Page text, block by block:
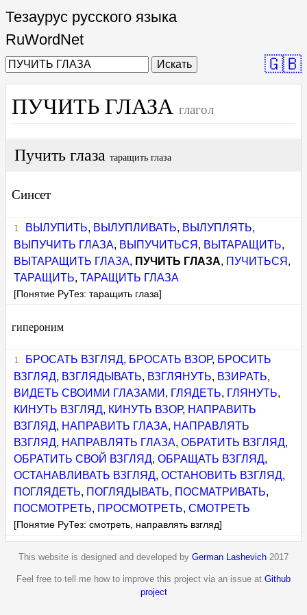
Тезаурус русского языка
RuWordNet
Искать 🇬🇧
ПУЧИТЬ ГЛАЗА глагол
Пучить глаза таращить глаза
Синсет
ВЫЛУПИТЬ, ВЫЛУПЛИВАТЬ, ВЫЛУПЛЯТЬ,
ВЫПУЧИТЬ ГЛАЗА, ВЫПУЧИТЬСЯ , ВЫТАРАЩИТЬ,
ВЫТАРАЩИТЬ ГЛАЗА, ПУЧИТЬ ГЛАЗА, ПУЧИТЬСЯ ,
ТАРАЩИТЬ,ТАРАЩИТЬ ГЛАЗА
[Понятие РуТез: таращить глаза]
гипероним
БРОСАТЬ ВЗГЛЯД, БРОСАТЬ ВЗОР, БРОСИТЬ
ВЗГЛЯД, ВЗГЛЯДЫВАТЬ, ВЗГЛЯНУТЬ, ВЗИРАТЬ,
ВИДЕТЬ СВОИМИ ГЛАЗАМИ , ГЛЯДЕТЬ, ГЛЯНУТЬ,
КИНУТЬ ВЗГЛЯД, КИНУТЬ ВЗОР, НАПРАВИТЬ
ВЗГЛЯД, НАПРАВИТЬ ГЛАЗА, НАПРАВЛЯТЬ
ВЗГЛЯД, НАПРАВЛЯТЬ ГЛАЗА,ОБРАТИТЬ ВЗГЛЯД,
ОБРАТИТЬ СВОЙ ВЗГЛЯД,ОБРАЩАТЬ ВЗГЛЯД,
ОСТАНАВЛИВАТЬ ВЗГЛЯД,ОСТАНОВИТЬ ВЗГЛЯД,
ПОГЛЯДЕТЬ, ПОГЛЯДЫВАТЬ, ПОСМАТРИВАТЬ,
ПОСМОТРЕТЬ, ПРОСМОТРЕТЬ,СМОТРЕТЬ
[Понятие РуТез: смотреть, направлять взгляд]
This website is designed and developed by German Lashevich 2017
Feel free to tell me how to improve this project via an issue at Github
project